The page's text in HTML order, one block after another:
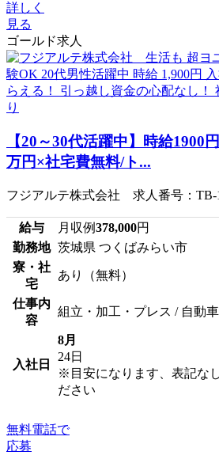
詳しく
見る
ゴールド求人
【20～30代活躍中】時給1900
万円×社宅費無料/ト...
フジアルテ株式会社 求人番号：TB-
給与 月収例378,000円
勤務地 茨城県 つくばみらい市
寮・社
宅
あり（無料）
仕事内
容
組立・加工・プレス / 自動
入社日
8月
24日
※目安になります、表記な
ださい
無料電話で
応募